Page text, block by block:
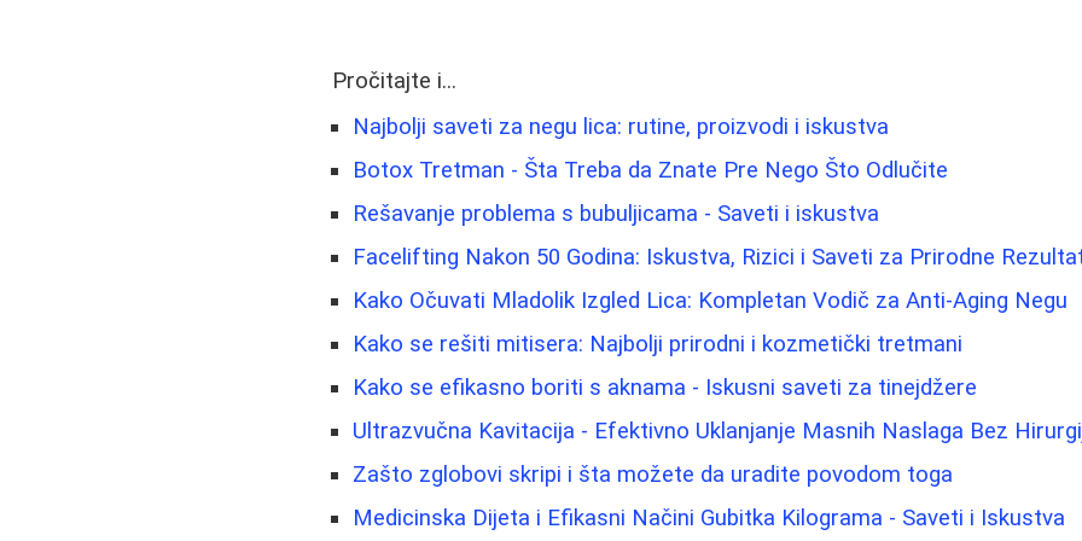
Pročitajte i...
Najbolji saveti za negu lica: rutine, proizvodi i iskustva
Botox Tretman - Šta Treba da Znate Pre Nego Što Odlučite
Rešavanje problema s bubuljicama - Saveti i iskustva
Facelifting Nakon 50 Godina: Iskustva, Rizici i Saveti za Prirodne
Kako Očuvati Mladolik Izgled Lica: Kompletan Vodič za Anti-Aging Negu
Kako se rešiti mitisera: Najbolji prirodni i kozmetički tretmani
Kako se efikasno boriti s aknama - Iskusni saveti za tinejdžere
Ultrazvučna Kavitacija - Efektivno Uklanjanje Masnih Naslaga Bez
Zašto zglobovi skripi i šta možete da uradite povodom toga
Medicinska Dijeta i Efikasni Načini Gubitka Kilograma - Saveti i Iskustva